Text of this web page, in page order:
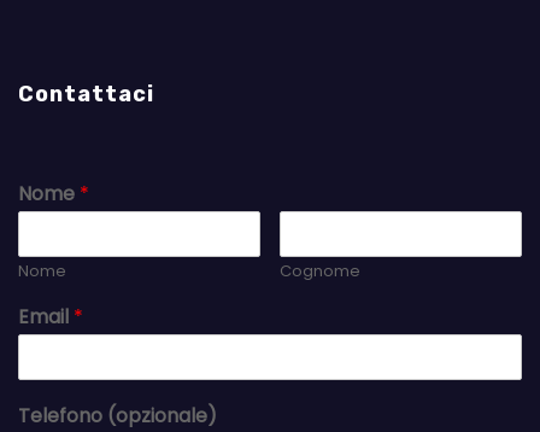
Contattaci
Nome *
Nome Cognome
Email *
Telefono (opzionale)